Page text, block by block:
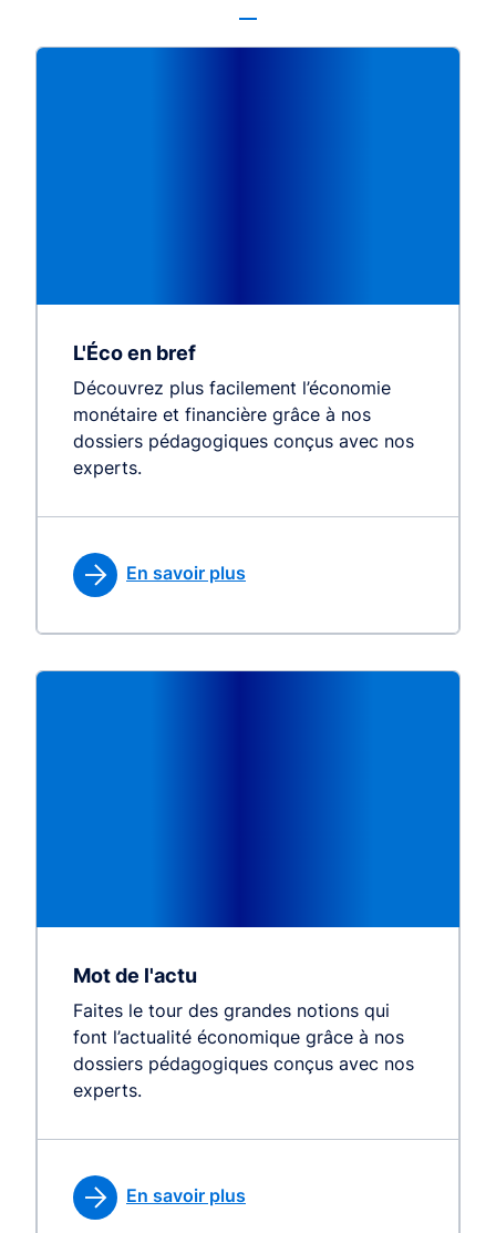
L'Éco en bref
Découvrez plus facilement l’économie
monétaire et financière grâce à nos
dossiers pédagogiques conçus avec nos
experts.
En savoir plus
Mot de l'actu
Faites le tour des grandes notions qui
font l’actualité économique grâce à nos
dossiers pédagogiques conçus avec nos
experts.
En savoir plus